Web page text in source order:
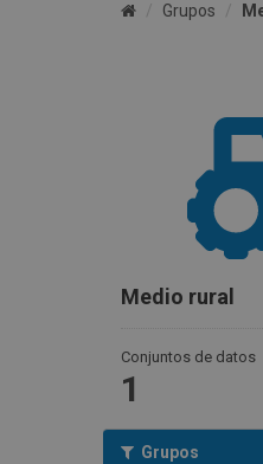
Grupos
Medio rural
Conjuntos de datos
1
Grupos